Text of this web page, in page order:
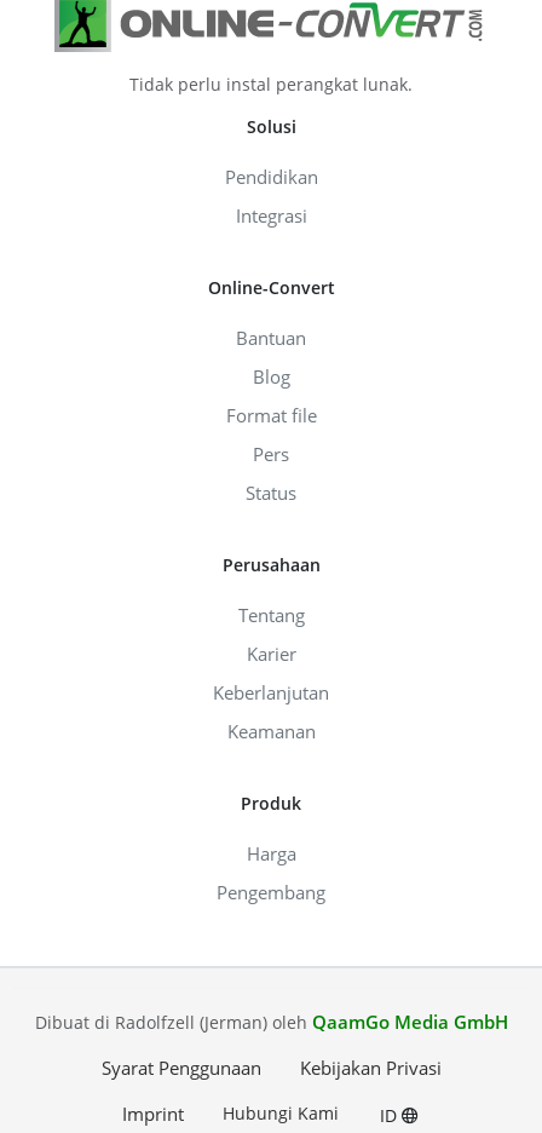
Tidak perlu instal perangkat lunak.
Solusi
Pendidikan
Integrasi
Online-Convert
Bantuan
Blog
Format file
Pers
Status
Perusahaan
Tentang
Karier
Keberlanjutan
Keamanan
Produk
Harga
Pengembang
Dibuat di Radolfzell (Jerman) oleh QaamGo Media GmbH
Syarat Penggunaan
Kebijakan Privasi
Imprint
Hubungi Kami ID